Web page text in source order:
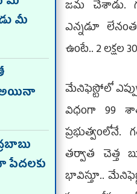
మీ
అయినా
జమ చేశాడు.
ఎన్నడూ
ఉంటే.. 2 లక్షల
మేనిఫెస్టోలో
విధంగా 99
ప్రభుత్వంలోనే.
తర్వాత చెత్త
భావిస్తూ..